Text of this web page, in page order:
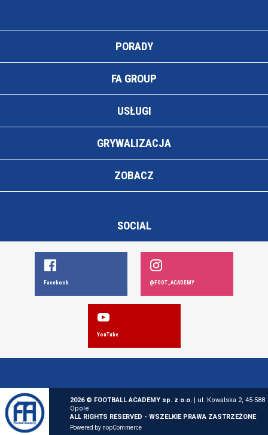
PORADY
FA GROUP
USŁUGI
GRYWALIZACJA
ZOBACZ
SOCIAL
Facebook @FOOT_ACADEMY
YouTube
2026 © FOOTBALL ACADEMY sp. z o.o. | ul. Kowalska 2, 45-588
Opole
ALL RIGHTS RESERVED - WSZELKIE PRAWA ZASTRZEŻONE
Powered by nopCommerce